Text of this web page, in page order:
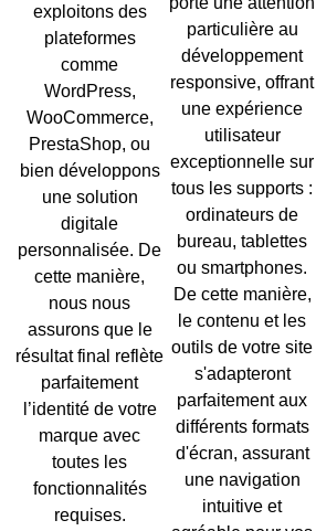
exploitons des
plateformes
comme
WordPress,
WooCommerce,
PrestaShop, ou
bien développons
une solution
digitale
personnalisée. De
cette manière,
nous nous
assurons que le
résultat final reflète
parfaitement
l’identité de votre
marque avec
toutes les
fonctionnalités
requises.
particulière au
développement
responsive, offrant
une expérience
utilisateur
exceptionnelle sur
tous les supports :
ordinateurs de
bureau, tablettes
ou smartphones.
De cette manière,
le contenu et les
outils de votre site
s'adapteront
parfaitement aux
différents formats
d'écran, assurant
une navigation
intuitive et